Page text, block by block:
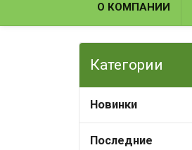
О КОМПАНИИ
Категории
Новинки
Последние